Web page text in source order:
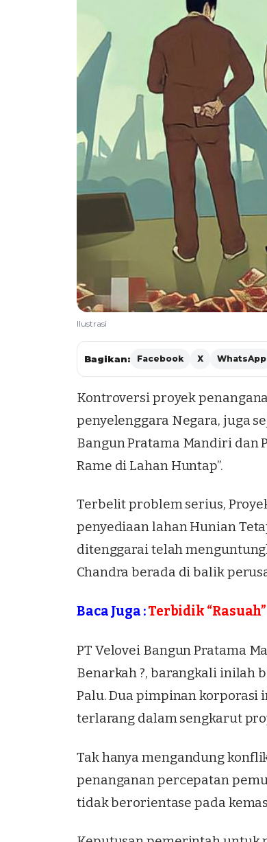
Ilustrasi
Bagikan: Facebook X WhatsApp
Kontroversi proyek
penyelenggara Negara, juga
Bangun Pratama Mandiri dan
Rame di Lahan Huntap”.
Terbelit problem serius,
penyediaan lahan Hunian
ditenggarai telah
Chandra berada di balik
Baca Juga :Terbidik
PT Velovei Bangun Pratama
Benarkah ?, barangkali inilah
Palu. Dua pimpinan
terlarang dalam sengkarut
Tak hanya mengandung
penanganan percepatan
tidak berorientase pada